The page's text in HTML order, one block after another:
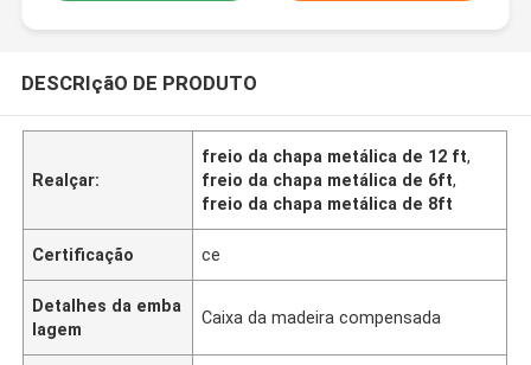
DESCRIçãO DE PRODUTO
Realçar:
freio da chapa metálica de 12 ft,
freio da chapa metálica de 6ft,
freio da chapa metálica de 8ft
Certificação ce
Detalhes da emba
lagem
Caixa da madeira compensada